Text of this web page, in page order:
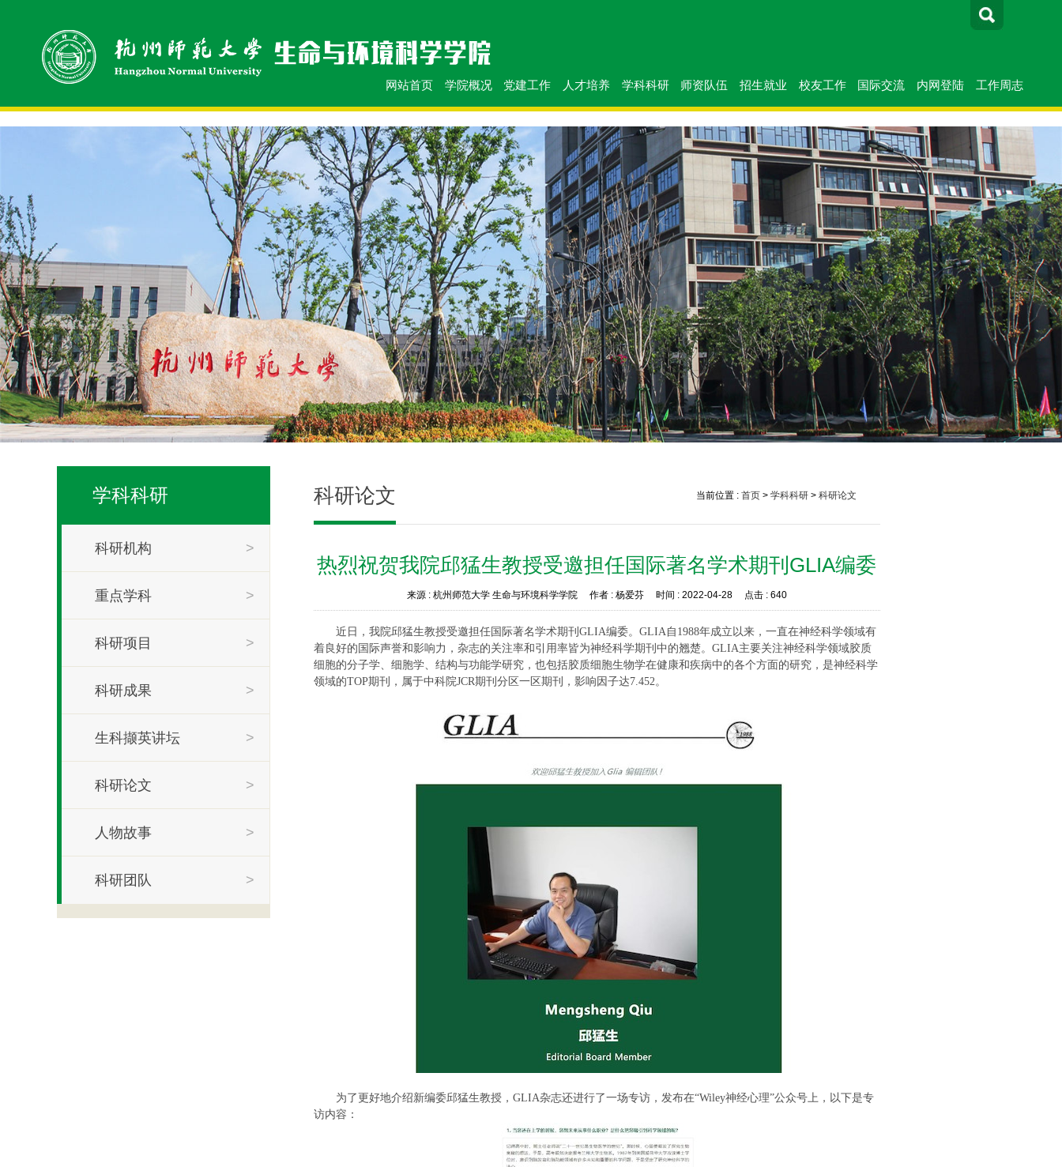
网站首页 学院概况 党建工作 人才培养 学科科研 师资队伍 招生就业 校友工作 国际交流 内网登陆 工作周志
学科科研
科研机构 >
重点学科 >
科研项目 >
科研成果 >
生科撷英讲坛 >
科研论文 >
人物故事 >
科研团队 >
科研论文 当前位置 : 首页> 学科科研> 科研论文
热烈祝贺我院邱猛生教授受邀担任国际著名学术期刊GLIA编委
来源 : 杭州师范大学 生命与环境科学学院作者 : 杨爱芬时间 : 2022-04-28点击 : 640
近日，我院邱猛生教授受邀担任国际著名学术期刊 GLIA编委。 GLIA自 1988年成立以来，一直在神经科学领域有
着良好的国际声誉和影响力，杂志的关注率和引用率皆为神经科学期刊中的翘楚。 GLIA主要关注神经科学领域胶质
细胞的分子学、细胞学、结构与功能学研究，也包括胶质细胞生物学在健康和疾病中的各个方面的研究，是神经科学
领域的TOP期刊，属于中科院JCR期刊分区一区期刊，影响因子达7.452。
为了更好地介绍新编委邱猛生教授， GLIA杂志还进行了一场专访，发布在“Wiley神经心理”公众号上，以下是专
访内容：